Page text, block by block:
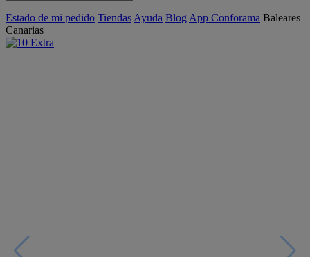
Estado de mi pedido Tiendas Ayuda Blog App Conforama Baleares
Canarias